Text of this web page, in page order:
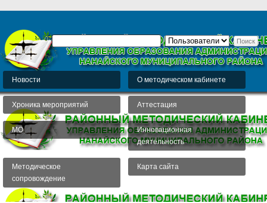
Новости О методическом кабинете
Хроника мероприятий Аттестация
МО
Инновационная
деятельность
Методическое
сопровождение
Карта сайта